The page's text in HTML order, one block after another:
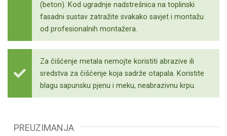
(beton). Kod ugradnje nadstrešnica na toplinski
fasadni sustav zatražite svakako savjet i montažu
od profesionalnih montažera.
Za čišćenje metala nemojte koristiti abrazive ili
sredstva za čišćenje koja sadrže otapala. Koristite
blagu sapunsku pjenu i meku, neabrazivnu krpu.
PREUZIMANJA